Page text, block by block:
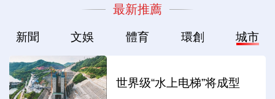
最新推薦
新聞 文娛 體育 環創 城市
世界级“水上电梯”将成型